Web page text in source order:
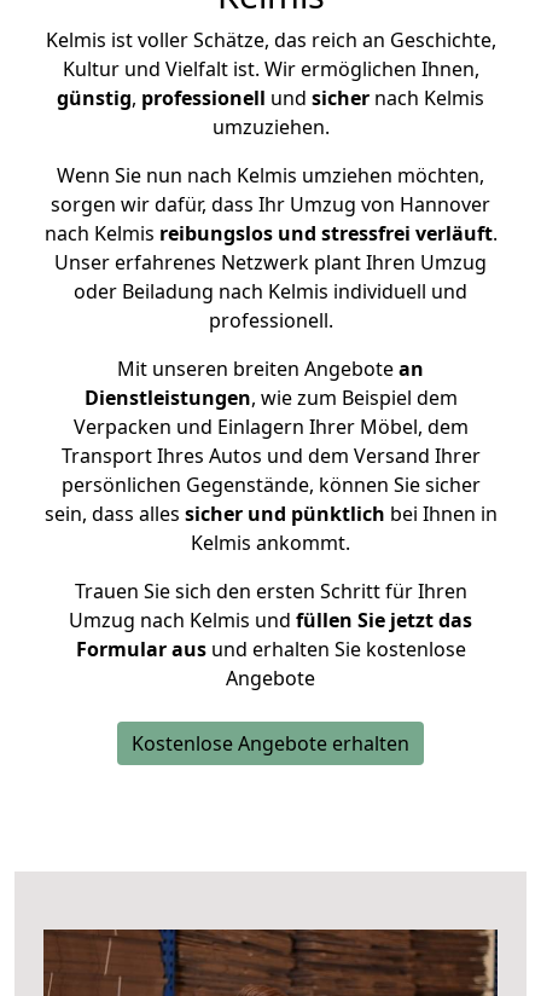
Kelmis ist voller Schätze, das reich an Geschichte,
Kultur und Vielfalt ist. Wir ermöglichen Ihnen,
günstig, professionell und sicher nach Kelmis
umzuziehen.
Wenn Sie nun nach Kelmis umziehen möchten,
sorgen wir dafür, dass Ihr Umzug von Hannover
nach Kelmis reibungslos und stressfrei verläuft.
Unser erfahrenes Netzwerk plant Ihren Umzug
oder Beiladung nach Kelmis individuell und
professionell.
Mit unseren breiten Angebotean
Dienstleistungen, wie zum Beispiel dem
Verpacken und Einlagern Ihrer Möbel, dem
Transport Ihres Autos und dem Versand Ihrer
persönlichen Gegenstände, können Sie sicher
sein, dass alles sicher und pünktlich bei Ihnen in
Kelmis ankommt.
Trauen Sie sich den ersten Schritt für Ihren
Umzug nach Kelmis und füllen Sie jetzt das
Formular ausund erhalten Sie kostenlose
Angebote
Kostenlose Angebote erhalten